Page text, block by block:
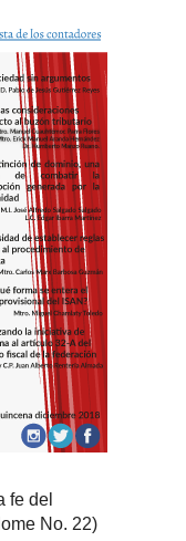
fe del
No. 22)